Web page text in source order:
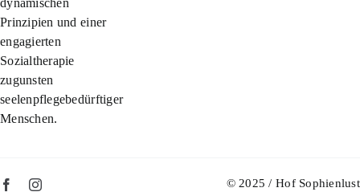
dynamischen
Prinzipien und einer
engagierten
Sozialtherapie
zugunsten
seelenpflegebedürftiger
Menschen.
© 2025 / Hof Sophienlust